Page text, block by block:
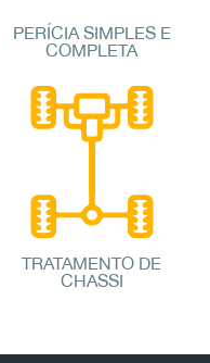
PERÍCIA SIMPLES E
COMPLETA
TRATAMENTO DE
CHASSI